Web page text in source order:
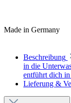
Made in Germany
Beschreibung
in die
entführt dich
Lieferung &